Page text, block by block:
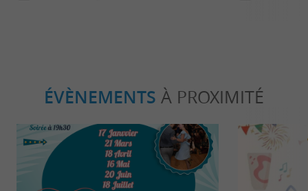
ÉVÈNEMENTS À PROXIMITÉ